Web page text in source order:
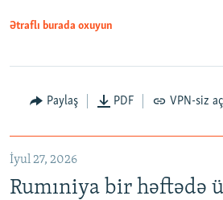
Ətraflı burada oxuyun
Paylaş PDF VPN-siz
İyul 27, 2026
Rumıniya bir həftədə